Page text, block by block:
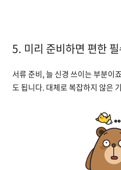
5. 미리 준비하면 편한
서류 준비, 늘 신경 쓰이는 부분이
도 됩니다. 대체로 복잡하지 않은